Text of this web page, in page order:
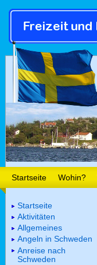
Startseite Wohin?
Startseite
Aktivitäten
Allgemeines
Angeln in Schweden
Anreise nach
Schweden